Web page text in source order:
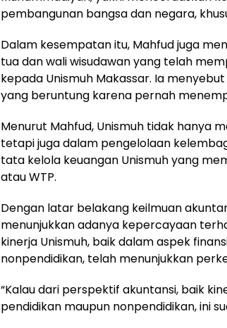
pembangunan bangsa dan negara,
Dalam kesempatan itu, Mahfud juga
tua dan wali wisudawan yang telah
kepada Unismuh Makassar. Ia
yang beruntung karena pernah
Menurut Mahfud, Unismuh tidak hanya
tetapi juga dalam pengelolaan
tata kelola keuangan Unismuh yang
atau WTP.
Dengan latar belakang keilmuan
menunjukkan adanya kepercayaan
kinerja Unismuh, baik dalam aspek
nonpendidikan, telah menunjukkan
“Kalau dari perspektif akuntansi, baik
pendidikan maupun nonpendidikan, ini